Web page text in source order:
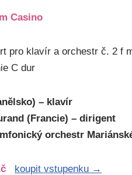
Casino
pro klavír a orchestr č. 2 f
C dur
– klavír
(Francie) – dirigent
orchestr
koupit vstupenku →